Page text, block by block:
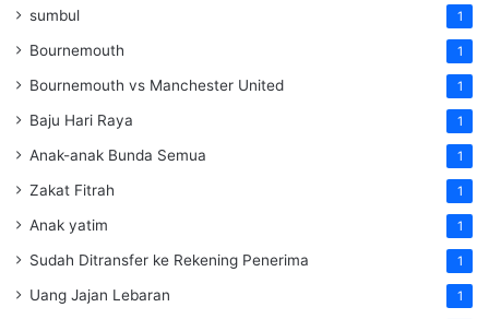
sumbul 1
Bournemouth 1
Bournemouth vs Manchester United 1
Baju Hari Raya 1
Anak-anak Bunda Semua 1
Zakat Fitrah 1
Anak yatim 1
Sudah Ditransfer ke Rekening Penerima 1
Uang Jajan Lebaran 1